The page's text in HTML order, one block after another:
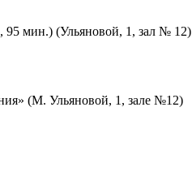
95 мин.) (Ульяновой, 1, зал № 12)
(М. Ульяновой, 1, зале №12)